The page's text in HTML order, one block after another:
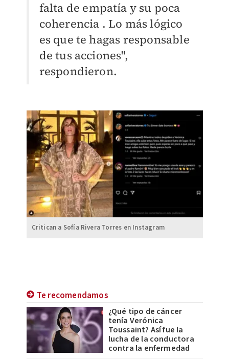
falta de empatía y su poca
coherencia . Lo más lógico
es que te hagas responsable
de tus acciones",
respondieron.
Critican a Sofía Rivera Torres en Instagram
Te recomendamos
¿Qué tipo de cáncer
tenía Verónica
Toussaint? Así fue la
lucha de la conductora
contra la enfermedad